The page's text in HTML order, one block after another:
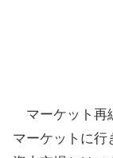
マーケット再
マーケットに行